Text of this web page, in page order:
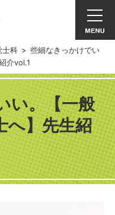
士科 > 些細なきっかけでい
介vol.1
い。【一般
へ】先生紹